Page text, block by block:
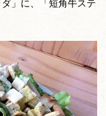
」に、「短角牛ステ